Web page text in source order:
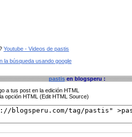
Youtube - Videos de pastis
la búsqueda usando google
pastisen blogsperu :
a tus post en la edición HTML
opción HTML (Edit HTML Source)